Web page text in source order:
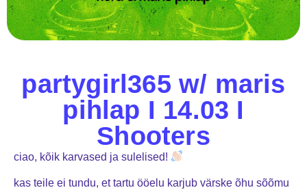
partygirl365 w/ maris
pihlap I 14.03 I
Shooters
ciao, kõik karvased ja sulelised!
kas teile ei tundu, et tartu ööelu karjub värske õhu sõõmu